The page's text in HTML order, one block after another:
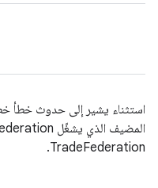
استثناء يشير إلى حدوث خطأ
TradeFederation.